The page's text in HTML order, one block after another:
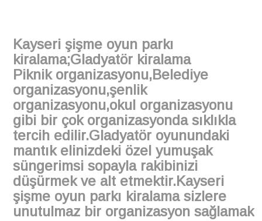
Kayseri şişme oyun parkı
kiralama;Gladyatör kiralama
Piknik organizasyonu,Belediye
organizasyonu,şenlik
organizasyonu,okul organizasyonu
gibi bir çok organizasyonda sıklıkla
tercih edilir.Gladyatör oyunundaki
mantık elinizdeki özel yumuşak
süngerimsi sopayla rakibinizi
düşürmek ve alt etmektir.Kayseri
şişme oyun parkı kiralama sizlere
unutulmaz bir organizasyon sağlamak